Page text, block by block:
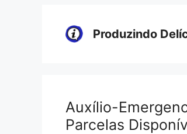
Produzindo
Auxílio-
Parcelas